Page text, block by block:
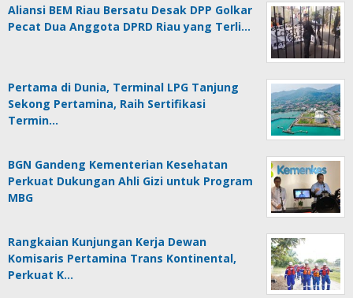
Aliansi BEM Riau Bersatu Desak DPP Golkar
Pecat Dua Anggota DPRD Riau yang Terli…
Pertama di Dunia, Terminal LPG Tanjung
Sekong Pertamina, Raih Sertifikasi
Termin…
BGN Gandeng Kementerian Kesehatan
Perkuat Dukungan Ahli Gizi untuk Program
MBG
Rangkaian Kunjungan Kerja Dewan
Komisaris Pertamina Trans Kontinental,
Perkuat K…